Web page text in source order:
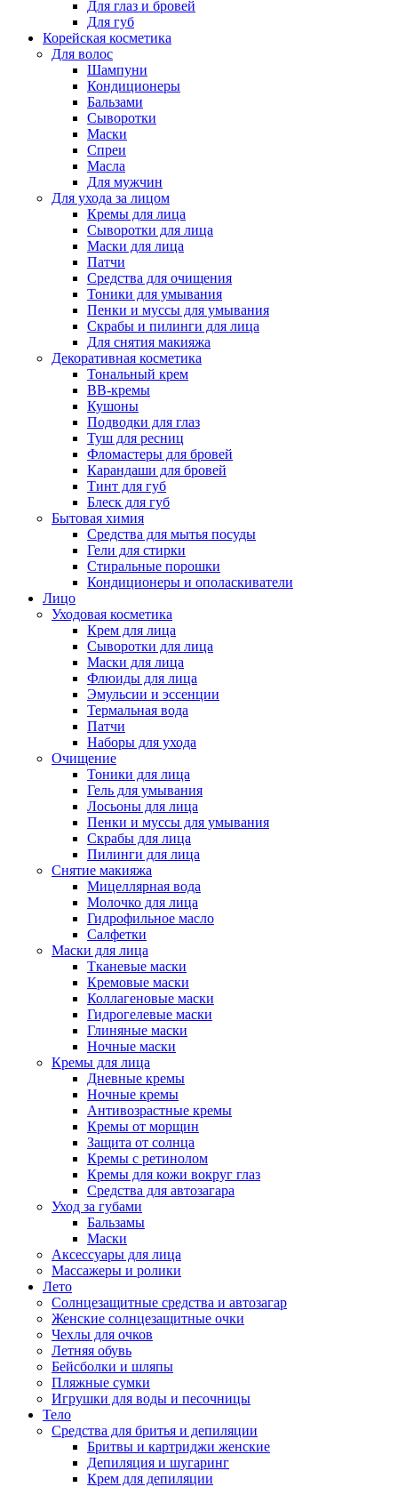
Для глаз и бровей
Для губ
Корейская косметика
Для волос
Шампуни
Кондиционеры
Бальзами
Сыворотки
Маски
Спреи
Масла
Для мужчин
Для ухода за лицом
Кремы для лица
Сыворотки для лица
Маски для лица
Патчи
Средства для очищения
Тоники для умывания
Пенки и муссы для умывания
Скрабы и пилинги для лица
Для снятия макияжа
Декоративная косметика
Тональный крем
BB-кремы
Кушоны
Подводки для глаз
Туш для ресниц
Фломастеры для бровей
Карандаши для бровей
Тинт для губ
Блеск для губ
Бытовая химия
Средства для мытья посуды
Гели для стирки
Стиральные порошки
Кондиционеры и ополаскиватели
Лицо
Уходовая косметика
Крем для лица
Сыворотки для лица
Маски для лица
Флюиды для лица
Эмульсии и эссенции
Термальная вода
Патчи
Наборы для ухода
Очищение
Тоники для лица
Гель для умывания
Лосьоны для лица
Пенки и муссы для умывания
Скрабы для лица
Пилинги для лица
Снятие макияжа
Мицеллярная вода
Молочко для лица
Гидрофильное масло
Салфетки
Маски для лица
Тканевые маски
Кремовые маски
Коллагеновые маски
Гидрогелевые маски
Глиняные маски
Ночные маски
Кремы для лица
Дневные кремы
Ночные кремы
Антивозрастные кремы
Кремы от морщин
Защита от солнца
Кремы с ретинолом
Кремы для кожи вокруг глаз
Средства для автозагара
Уход за губами
Бальзамы
Маски
Аксессуары для лица
Массажеры и ролики
Лето
Солнцезащитные средства и автозагар
Женские солнцезащитные очки
Чехлы для очков
Летняя обувь
Бейсболки и шляпы
Пляжные сумки
Игрушки для воды и песочницы
Тело
Средства для бритья и депиляции
Бритвы и картриджи женские
Депиляция и шугаринг
Крем для депиляции